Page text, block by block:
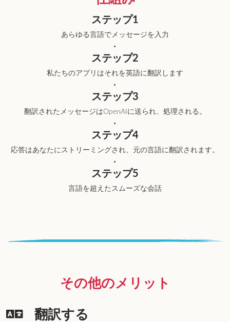
ステップ1
あらゆる言語でメッセージを入力
ステップ2
私たちのアプリはそれを英語に翻訳します
ステップ3
翻訳されたメッセージはOpenAIに送られ、処理される。
ステップ4
応答はあなたにストリーミングされ、元の言語に翻訳されます。
ステップ5
言語を超えたスムーズな会話
その他のメリット
翻訳する